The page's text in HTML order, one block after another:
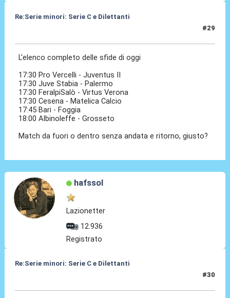
Re:Serie minori: Serie C e Dilettanti
#29
L'elenco completo delle sfide di oggi
17:30 Pro Vercelli - Juventus II
17:30 Juve Stabia - Palermo
17:30 FeralpiSalò - Virtus Verona
17:30 Cesena - Matelica Calcio
17:45 Bari - Foggia
18:00 Albinoleffe - Grosseto
Match da fuori o dentro senza andata e ritorno, giusto?
hafssol
Lazionetter
12.936
Registrato
Re:Serie minori: Serie C e Dilettanti
#30